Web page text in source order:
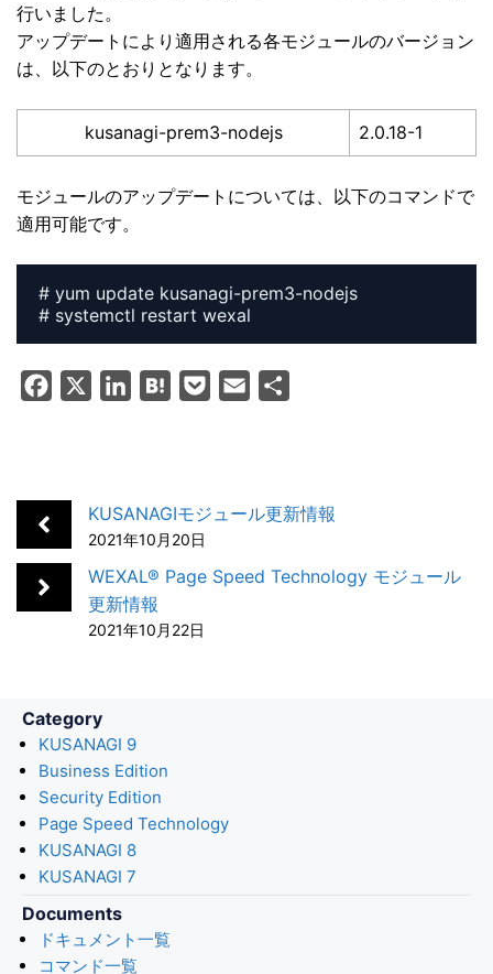
行いました。
アップデートにより適用される各モジュールのバージョン
は、以下のとおりとなります。
kusanagi-prem3-nodejs 2.0.18-1
モジュールのアップデートについては、以下のコマンドで
適用可能です。
# yum update kusanagi-prem3-nodejs
o
e
d
I
n
n
a
e
l
KUSANAGIモジュール更新情報
2021年10月20日
WEXAL® Page Speed Technology モジュール
更新情報
2021年10月22日
Category
KUSANAGI 9
Business Edition
Security Edition
Page Speed Technology
KUSANAGI 8
KUSANAGI 7
Documents
ドキュメント一覧
コマンド一覧